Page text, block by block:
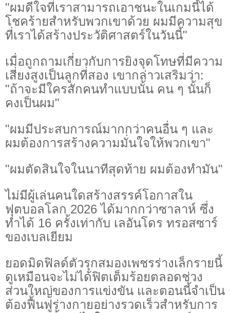
"ผมดีใจที่เราสามารถเอาชนะในเกมนี้ได้
โชคร้ายสำหรับพวกเขาด้วย ผมมีความสุข
ที่เราได้สร้างประวัติศาสตร์ในวันนี้"
เมื่อถูกถามเกี่ยวกับการยิงจุดโทษที่มีความ
เสี่ยงสูงเป็นลูกที่สอง เขากล่าวเสริมว่า:
"ถ้าจะมีใครสักคนทำแบบนั้น คน ๆ นั้นก็
คงเป็นผม"
"ผมมีประสบการณ์มากกว่าคนอื่น ๆ และ
ผมต้องการสร้างความมั่นใจให้พวกเขา"
"ผมตัดสินใจในนาทีสุดท้าย ผมต้องทำมัน"
ไม่มีผู้เล่นคนใดสร้างสรรค์โอกาสใน
ฟุตบอลโลก 2026 ได้มากกว่าซาลาห์ ซึ่ง
ทำได้ 16 ครั้งเท่ากับ เลอันโดร ทรอสซาร์
ของเบลเยียม
ยอดมิดฟิลด์ตัวรุกสมองเพชรร่างเล็กรายนี้
ดูเหมือนจะไม่ได้ฟิตเต็มร้อยตลอดช่วง
ส่วนใหญ่ของการแข่งขัน และตอนนี้จำเป็น
ต้องฟื้นฟูร่างกายอย่างรวดเร็วสำหรับการ